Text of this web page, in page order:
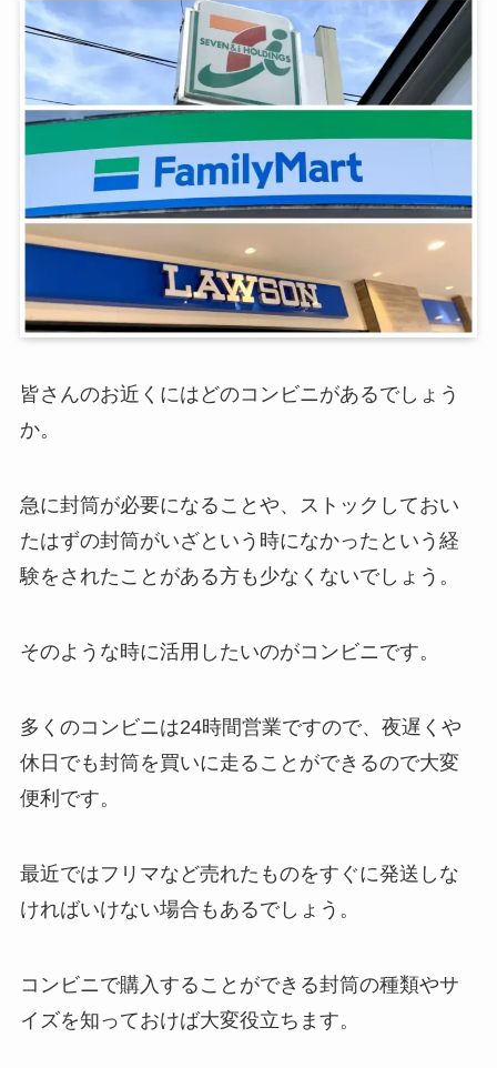
皆さんのお近くにはどのコンビニがあるでしょう
か。
急に封筒が必要になることや、ストックしておい
たはずの封筒がいざという時になかったという経
験をされたことがある方も少なくないでしょう。
そのような時に活用したいのがコンビニです。
多くのコンビニは24時間営業ですので、夜遅くや
休日でも封筒を買いに走ることができるので大変
便利です。
最近ではフリマなど売れたものをすぐに発送しな
ければいけない場合もあるでしょう。
コンビニで購入することができる封筒の種類やサ
イズを知っておけば大変役立ちます。